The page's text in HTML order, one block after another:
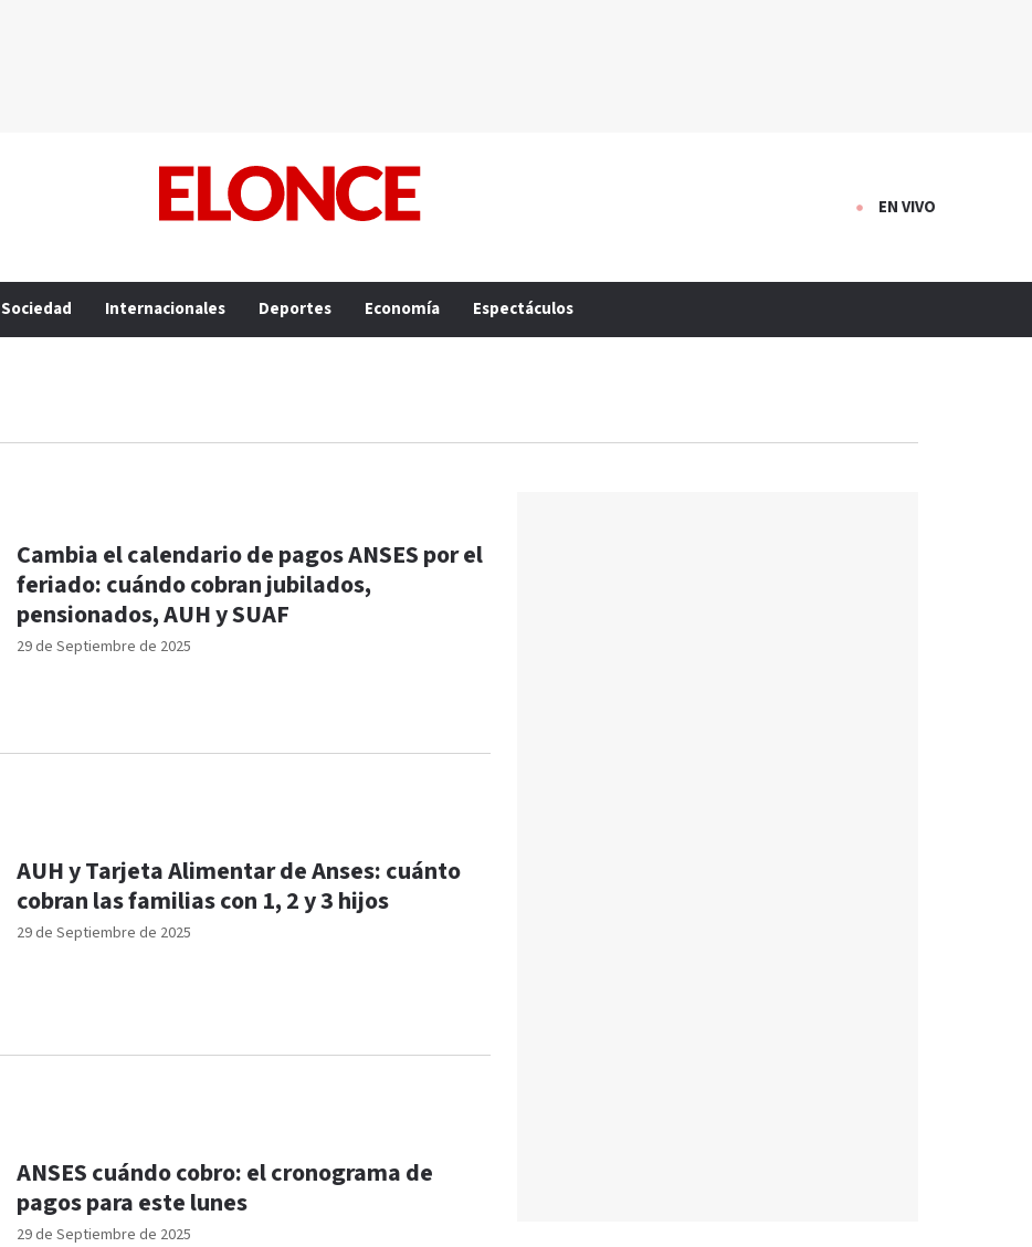
EN VIVO
Sociedad Internacionales Deportes Economía Espectáculos
29 de Septiembre de 2025
Cambia el calendario de pagos ANSES por el
feriado: cuándo cobran jubilados,
pensionados, AUH y SUAF
29 de Septiembre de 2025
AUH y Tarjeta Alimentar de Anses: cuánto
cobran las familias con 1, 2 y 3 hijos
29 de Septiembre de 2025
ANSES cuándo cobro: el cronograma de
pagos para este lunes